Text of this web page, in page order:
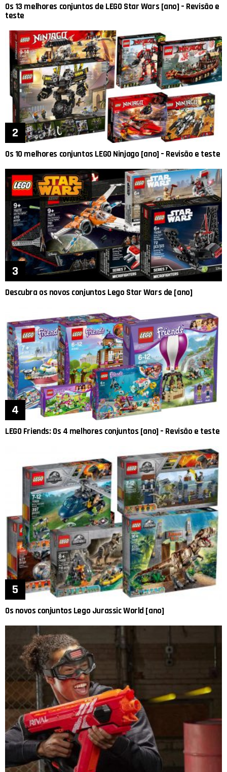
Os 13 melhores conjuntos de LEGO Star Wars [ano] – Revisão e
teste
Os 10 melhores conjuntos LEGO Ninjago [ano] – Revisão e teste
Descubra os novos conjuntos Lego Star Wars de [ano]
LEGO Friends: Os 4 melhores conjuntos [ano] – Revisão e teste
Os novos conjuntos Lego Jurassic World [ano]